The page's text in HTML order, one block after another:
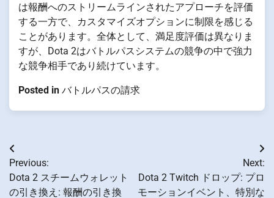
は報酬へのストリームラインされたアプローチを評価
する一方で、カスタマイズオプションに制限を感じる
ことがあります。全体として、満足度評価は異なりま
すが、Dota 2はバトルパスシステムの競争の中で強力
な競争相手であり続けています。
Posted in バトルパスの請求
Post
navigation
Previous:
Dota 2 スチームウォレット
の引き換え: 報酬の引き換
Next:
Dota 2 Twitch ドロップ: プロ
モーションイベント、特別な